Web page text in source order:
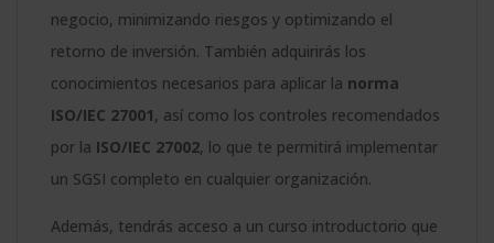
negocio, minimizando riesgos y optimizando el
retorno de inversión. También adquirirás los
conocimientos necesarios para aplicar la norma
ISO/IEC 27001, así como los controles recomendados
por la ISO/IEC 27002, lo que te permitirá implementar
un SGSI completo en cualquier organización.
Además, tendrás acceso a un curso introductorio que